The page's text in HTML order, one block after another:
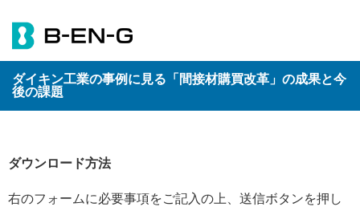
ダイキン工業の事例に見る「間接材購買改革」の成果と今
後の課題
ダウンロード方法
右のフォームに必要事項をご記入の上、送信ボタンを押し